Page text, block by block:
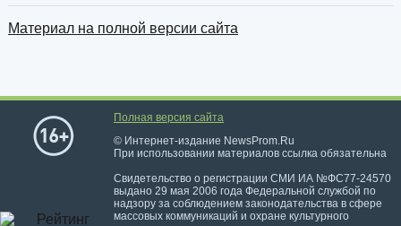
Материал на полной версии сайта
Полная версия сайта
© Интернет-издание NewsProm.Ru
При использовании материалов ссылка обязательна
Свидетельство о регистрации СМИ ИА №ФС77-24570
выдано 29 мая 2006 года Федеральной службой по
надзору за соблюдением законодательства в сфере
массовых коммуникаций и охране культурного